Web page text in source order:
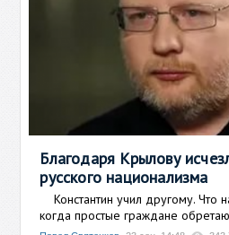
Благодаря Крылову
русского национализма
Константин учил другому. Что
когда простые граждане